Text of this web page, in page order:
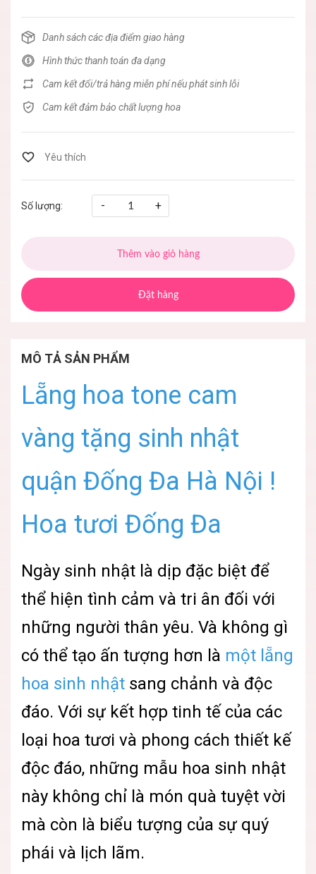
Danh sách các địa điểm giao hàng
Hình thức thanh toán đa dạng
Cam kết đổi/trả hàng miễn phí nếu phát sinh lỗi
Cam kết đảm bảo chất lượng hoa
Số lượng: - +
Thêm vào giỏ hàng
Đặt hàng
MÔ TẢ SẢN PHẨM
Lẵng hoa tone cam
vàng tặng sinh nhật
quận Đống Đa Hà Nội !
Hoa tươi Đống Đa
Ngày sinh nhật là dịp đặc biệt để
thể hiện tình cảm và tri ân đối với
những người thân yêu. Và không gì
có thể tạo ấn tượng hơn là một lẵng
hoa sinh nhật sang chảnh và độc
đáo. Với sự kết hợp tinh tế của các
loại hoa tươi và phong cách thiết kế
độc đáo, những mẫu hoa sinh nhật
này không chỉ là món quà tuyệt vời
mà còn là biểu tượng của sự quý
phái và lịch lãm.